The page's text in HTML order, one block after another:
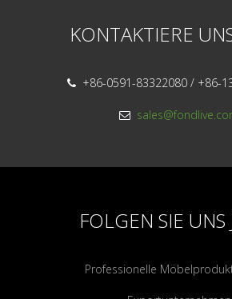
KONTAKTIERE
 +86-0591-83322080 / +86-

FOLGEN SIE UNS
Professionelle